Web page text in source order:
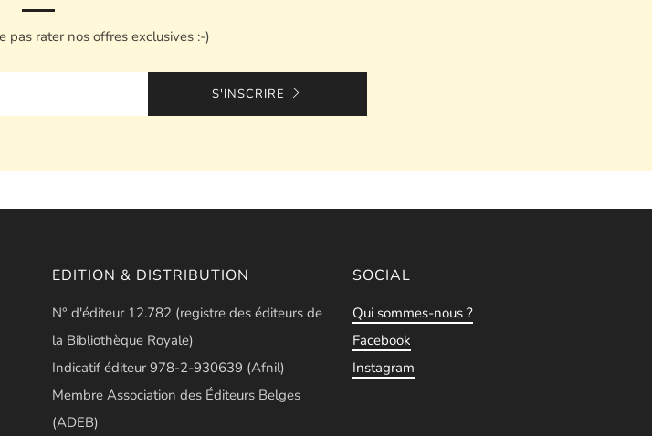
pas rater nos offres exclusives :-)
S'INSCRIRE
EDITION & DISTRIBUTION
N° d'éditeur 12.782 (registre des éditeurs de
la Bibliothèque Royale)
Indicatif éditeur 978-2-930639 (Afnil)
Membre Association des Éditeurs Belges
(ADEB)
SOCIAL
Qui sommes-nous ?
Facebook
Instagram